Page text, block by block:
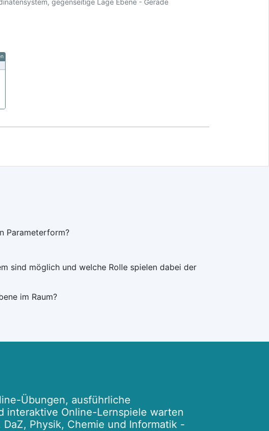
gegenseitige Lage Ebene - Gerade
Parameterform?
sind möglich und welche Rolle spielen dabei der
im Raum?
Übungen, ausführliche
interaktive Online-Lernspiele warten
Physik, Chemie und Informatik -